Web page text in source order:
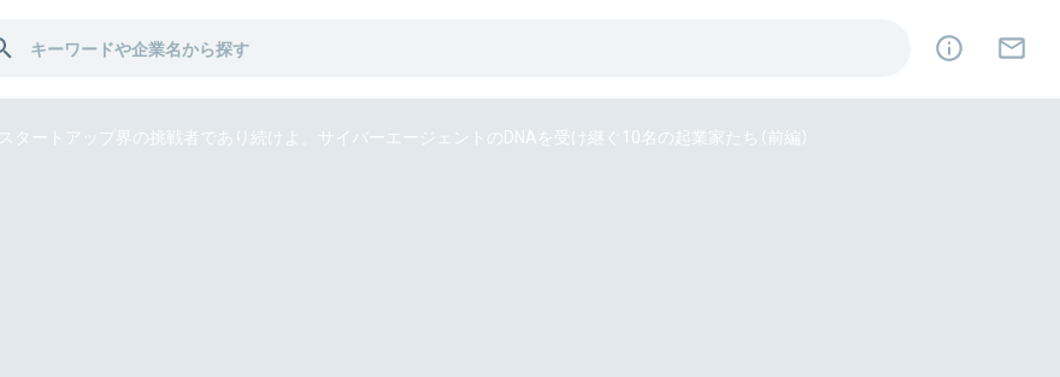
スタートアップ界の挑戦者であり続けよ。サイバーエージェントのDNAを受け継ぐ10名の起業家たち（前編）